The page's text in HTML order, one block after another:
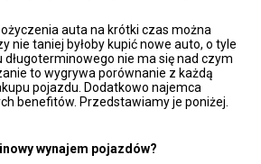
auta na krótki czas można
nie taniej byłoby kupić nowe auto, o tyle
nie ma się nad czym
to wygrywa porównanie z każdą
pojazdu. Dodatkowo najemca
benefitów. Przedstawiamy je poniżej.
wynajem pojazdów?